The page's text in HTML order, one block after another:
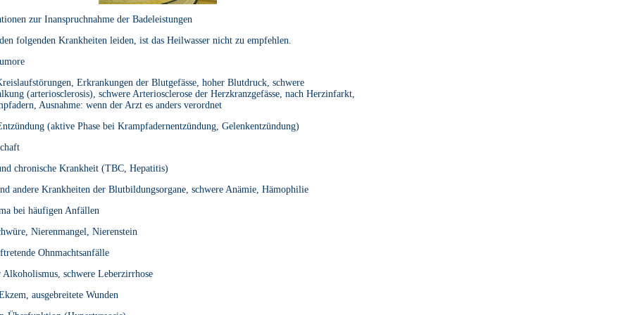
zur Inanspruchnahme der Badeleistungen
folgenden Krankheiten leiden, ist das Heilwasser nicht zu empfehlen.
Erkrankungen der Blutgefässe, hoher Blutdruck, schwere
(arteriosclerosis), schwere Arteriosclerose der Herzkranzgefässe, nach Herzinfarkt,
Ausnahme: wenn der Arzt es anders verordnet
(aktive Phase bei Krampfadernentzündung, Gelenkentzündung)
chronische Krankheit (TBC, Hepatitis)
andere Krankheiten der Blutbildungsorgane, schwere Anämie, Hämophilie
bei häufigen Anfällen
Nierenmangel, Nierenstein
Ohnmachtsanfälle
Alkoholismus, schwere Leberzirrhose
ausgebreitete Wunden